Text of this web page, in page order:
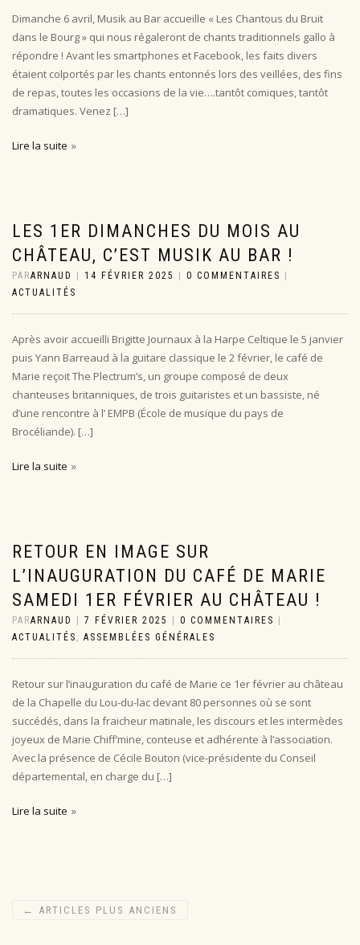
Dimanche 6 avril, Musik au Bar accueille « Les Chantous du Bruit
dans le Bourg » qui nous régaleront de chants traditionnels gallo à
répondre ! Avant les smartphones et Facebook, les faits divers
étaient colportés par les chants entonnés lors des veillées, des fins
de repas, toutes les occasions de la vie….tantôt comiques, tantôt
dramatiques. Venez […]
Lire la suite
LES 1ER DIMANCHES DU MOIS AU
CHÂTEAU, C’EST MUSIK AU BAR !
PARARNAUD 14 FÉVRIER 2025 0 COMMENTAIRES
ACTUALITÉS
Après avoir accueilli Brigitte Journaux à la Harpe Celtique le 5 janvier
puis Yann Barreaud à la guitare classique le 2 février, le café de
Marie reçoit The Plectrum’s, un groupe composé de deux
chanteuses britanniques, de trois guitaristes et un bassiste, né
d’une rencontre à l’ EMPB (École de musique du pays de
Brocéliande). […]
Lire la suite
RETOUR EN IMAGE SUR
L’INAUGURATION DU CAFÉ DE MARIE
SAMEDI 1ER FÉVRIER AU CHÂTEAU !
PARARNAUD 7 FÉVRIER 2025 0 COMMENTAIRES
ACTUALITÉS , ASSEMBLÉES GÉNÉRALES
Retour sur l’inauguration du café de Marie ce 1er février au château
de la Chapelle du Lou-du-lac devant 80 personnes où se sont
succédés, dans la fraicheur matinale, les discours et les intermèdes
joyeux de Marie Chiff’mine, conteuse et adhérente à l’association.
Avec la présence de Cécile Bouton (vice-présidente du Conseil
départemental, en charge du […]
Lire la suite
← ARTICLES PLUS ANCIENS